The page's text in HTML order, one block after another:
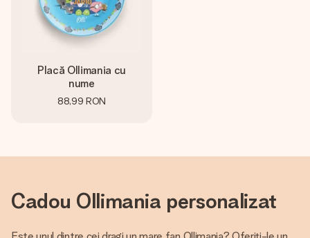
fotografia ta sau un mesaj din suflet. Fără bătăi de cap,
doar bucură-te de moment.
Placă Ollimania cu
nume
88,99 RON
Cadou Ollimania personalizat